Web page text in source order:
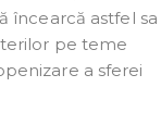
încearcă astfel sa
pe teme
a sferei